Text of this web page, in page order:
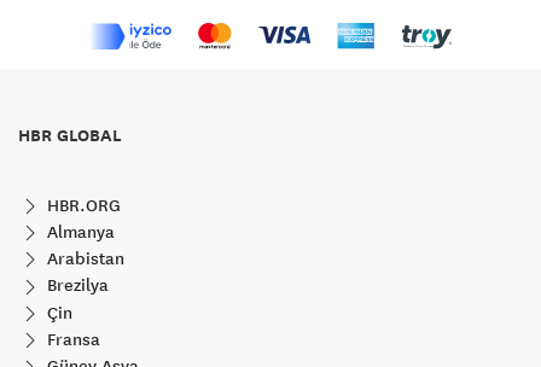
HBR GLOBAL
HBR.ORG
Almanya
Arabistan
Brezilya
Çin
Fransa